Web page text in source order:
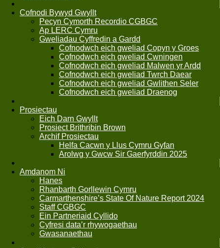
Cofnodi Bywyd Gwyllt
Pecyn Cymorth Recordio CGBGC
Ap LERC Cymru
Gweliadau Cyffredin a Gardd
Cofnodwch eich gweliad Copyn y Groes
Cofnodwch eich gweliad Cwningen
Cofnodwch eich gweliad Malwen yr Ardd
Cofnodwch eich gweliad Twrch Daear
Cofnodwch eich gweliad Gwlithen Seler
Cofnodwch eich gweliad Draenog
Prosiectau
Eich Darn Gwyllt
Prosiect Brithribin Brown
Archif Prosiectau
Helfa Cacwn y Llus Cymru Gyfan
Arolwg y Gwcw Sir Gaerfyrddin 2025
Amdanom Ni
Hanes
Rhanbarth Gorllewin Cymru
Carmarthenshire’s State Of Nature Report 2024
Staff CGBGC
Ein Partneriaid Cyllido
Cyfresi data’r rhywogaethau
Gwasanaethau